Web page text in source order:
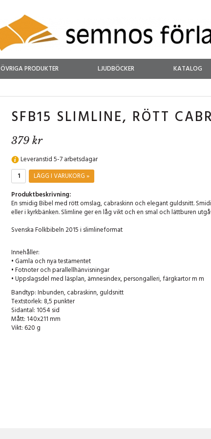
ÖVRIGA PRODUKTER LJUDBÖCKER KATALOG
SFB15 SLIMLINE, RÖTT
379 kr
Leveranstid 5-7 arbetsdagar
LÄGG I VARUKORG »
Produktbeskrivning:
En smidig Bibel med rött omslag, cabraskinn och elegant guldsnitt.
eller i kyrkbänken. Slimline ger en låg vikt och en smal och lättburen
Svenska Folkbibeln 2015 i slimlineformat
Innehåller:
• Gamla och nya testamentet
• Fotnoter och parallellhänvisningar
• Uppslagsdel med läsplan, ämnesindex, persongalleri, färgkartor m m
Bandtyp: Inbunden, cabraskinn, guldsnitt
Textstorlek: 8,5 punkter
Sidantal: 1054 sid
Mått: 140x211 mm
Vikt: 620 g